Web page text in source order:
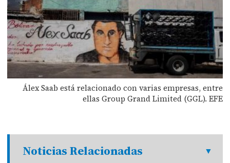
Álex Saab está relacionado con varias empresas, entre
ellas Group Grand Limited (GGL). EFE
Noticias Relacionadas